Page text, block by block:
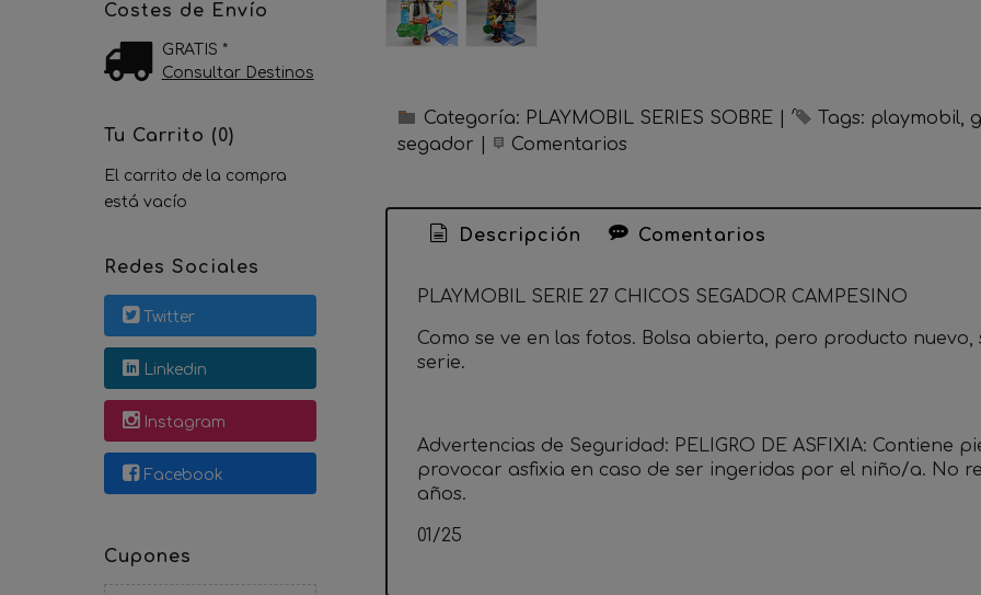
Costes de Envío
GRATIS *
Consultar Destinos
Tu Carrito (0)
El carrito de la compra
está vacío
Redes Sociales
Twitter
Linkedin
Instagram
Facebook
Cupones
Categoría: PLAYMOBIL SERIES SOBRE Tags: playmobil
segador
Comentarios
Descripción Comentarios
PLAYMOBIL SERIE 27 CHICOS SEGADOR CAMPESINO
Como se ve en las fotos. Bolsa abierta, pero producto
serie.
Advertencias de Seguridad: PELIGRO DE ASFIXIA: Contiene
provocar asfixia en caso de ser ingeridas por el niño/a. No
años.
01/25